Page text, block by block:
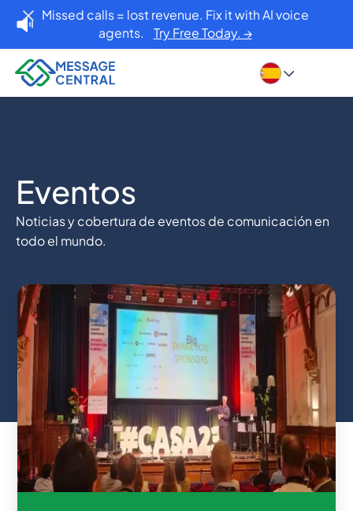
Missed calls = lost revenue. Fix it with AI voice
agents. Try Free Today. →
Eventos
Noticias y cobertura de eventos de comunicación en
todo el mundo.